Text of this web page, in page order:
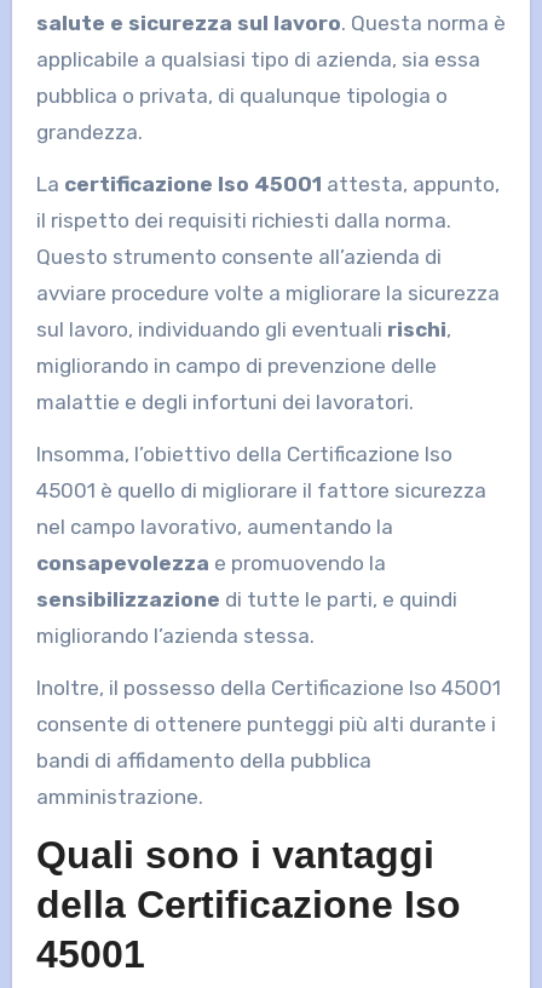
salute e sicurezza sul lavoro. Questa norma è
applicabile a qualsiasi tipo di azienda, sia essa
pubblica o privata, di qualunque tipologia o
grandezza.
La certificazione Iso 45001 attesta, appunto,
il rispetto dei requisiti richiesti dalla norma.
Questo strumento consente all’azienda di
avviare procedure volte a migliorare la sicurezza
sul lavoro, individuando gli eventuali rischi,
migliorando in campo di prevenzione delle
malattie e degli infortuni dei lavoratori.
Insomma, l’obiettivo della Certificazione Iso
45001 è quello di migliorare il fattore sicurezza
nel campo lavorativo, aumentando la
consapevolezza e promuovendo la
sensibilizzazione di tutte le parti, e quindi
migliorando l’azienda stessa.
Inoltre, il possesso della Certificazione Iso 45001
consente di ottenere punteggi più alti durante i
bandi di affidamento della pubblica
amministrazione.
Quali sono i vantaggi
della Certificazione Iso
45001